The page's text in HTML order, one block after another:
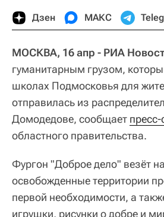
Дзен МАКС
МОСКВА, 16 апр - РИА
гуманитарным грузом,
школах Подмосковья для
отправилась из
Домодедове, сообщает
областного правительства.
Фургон "Доброе дело" везёт
освобожденные территории
первой необходимости, а
игрушки, рисунки о добре и